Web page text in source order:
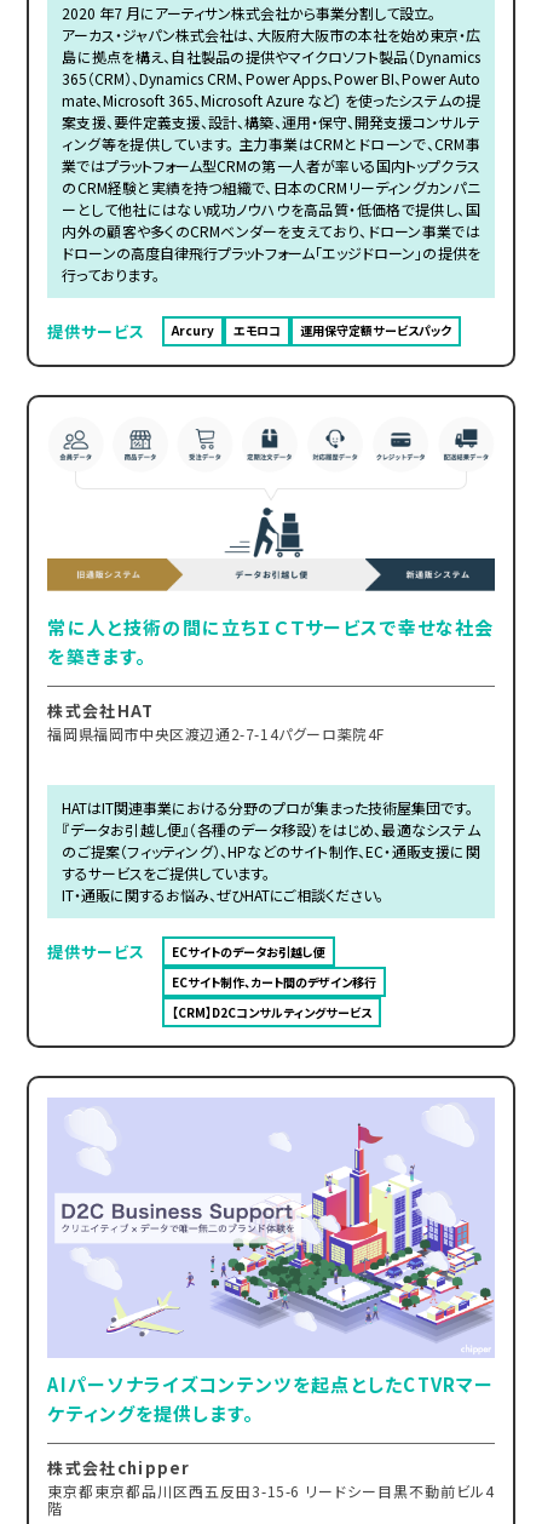
2020 年7 月にアーティサン株式会社から事業分割して設立。
アーカス・ジャパン株式会社は、大阪府大阪市の本社を始め東京・広
島に拠点を構え、自社製品の提供やマイクロソフト製品（Dynamics
365（CRM）、Dynamics CRM、Power Apps、Power BI、Power Auto
mate、Microsoft 365、Microsoft Azure など) を使ったシステムの提
案支援、要件定義支援、設計、構築、運用・保守、開発支援コンサルテ
ィング等を提供しています。 主力事業はCRMとドローンで、CRM事
業ではプラットフォーム型CRMの第一人者が率いる国内トップクラス
のCRM経験と実績を持つ組織で、日本のCRMリーディングカンパニ
ーとして他社にはない成功ノウハウを高品質・低価格で提供し、国
内外の顧客や多くのCRMベンダーを支えており、ドローン事業では
ドローンの高度自律飛行プラットフォーム「エッジドローン」の提供を
行っております。
提供サービス Arcury エモロコ 運用保守定額サービスパック
常に人と技術の間に立ちＩＣＴサービスで幸せな社会
を築きます。
株式会社HAT
福岡県福岡市中央区渡辺通2-7-14パグーロ薬院4F
HATはIT関連事業における分野のプロが集まった技術屋集団です。
『データお引越し便』（各種のデータ移設）をはじめ、最適なシステム
のご提案（フィッティング）、HPなどのサイト制作、EC・通販支援に関
するサービスをご提供しています。
IT・通販に関するお悩み、ぜひHATにご相談ください。
提供サービス
ECサイトのデータお引越し便
ECサイト制作、カート間のデザイン移行
【CRM】D2Cコンサルティングサービス
AIパーソナライズコンテンツを起点としたCTVRマー
ケティングを提供します。
株式会社chipper
東京都東京都品川区西五反田3-15-6 リードシー目黒不動前ビル4
階